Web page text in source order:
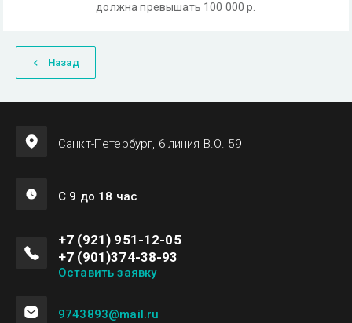
должна превышать 100 000 р.
Назад
Санкт-Петербург, 6 линия В.О. 59
С 9 до 18 час
+7 (921) 951-12-05
+7 (901)374-38-93
Оставить заявку
9743893@mail.ru